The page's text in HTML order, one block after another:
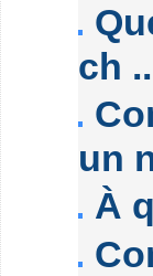
ch
un
À